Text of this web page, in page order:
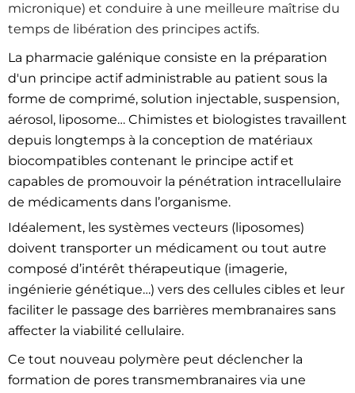
micronique) et conduire à une meilleure maîtrise du
temps de libération des principes actifs.
La pharmacie galénique consiste en la préparation
d'un principe actif administrable au patient sous la
forme de comprimé, solution injectable, suspension,
aérosol, liposome… Chimistes et biologistes travaillent
depuis longtemps à la conception de matériaux
biocompatibles contenant le principe actif et
capables de promouvoir la pénétration intracellulaire
de médicaments dans l’organisme.
Idéalement, les systèmes vecteurs (liposomes)
doivent transporter un médicament ou tout autre
composé d’intérêt thérapeutique (imagerie,
ingénierie génétique…) vers des cellules cibles et leur
faciliter le passage des barrières membranaires sans
affecter la viabilité cellulaire.
Ce tout nouveau polymère peut déclencher la
formation de pores transmembranaires via une